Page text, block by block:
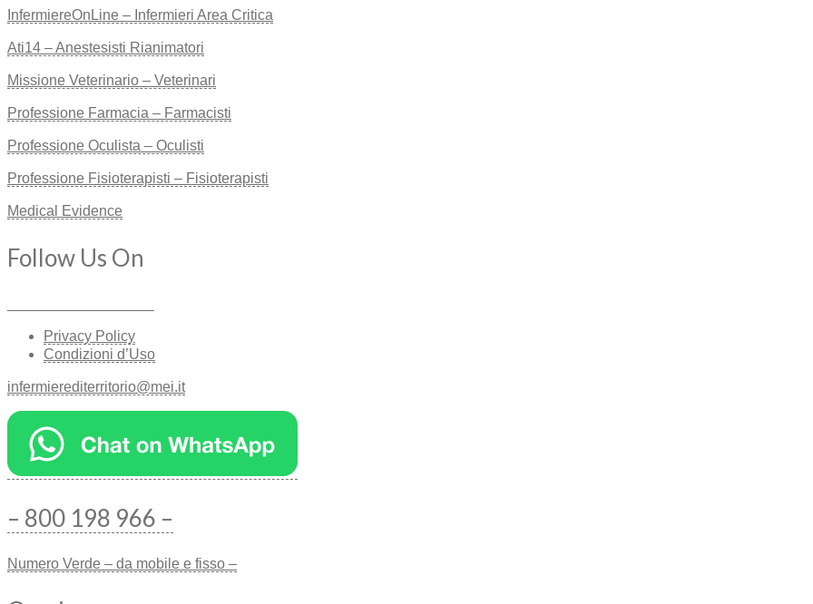
InfermiereOnLine – Infermieri Area Critica
Ati14 – Anestesisti Rianimatori
Missione Veterinario – Veterinari
Professione Farmacia – Farmacisti
Professione Oculista – Oculisti
Professione Fisioterapisti – Fisioterapisti
Medical Evidence
Follow Us On
Privacy Policy
Condizioni d’Uso
infermierediterritorio@mei.it
– 800 198 966 –
Numero Verde – da mobile e fisso –